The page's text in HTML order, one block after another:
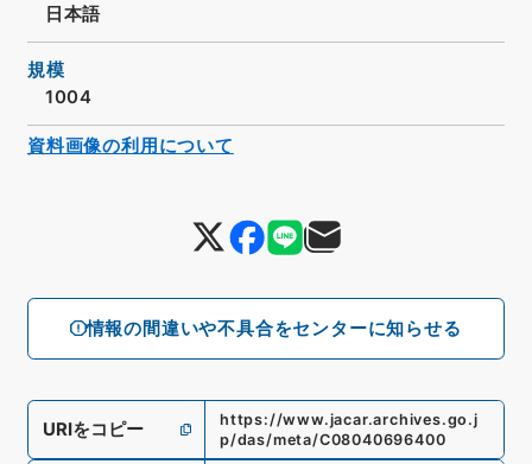
情報の間違いや不具合をセンターに知らせる
日本語
規模
1004
URIをコピー
https://www.jacar.archives.go.j
p/das/meta/C08040696400
資料画像の利用について